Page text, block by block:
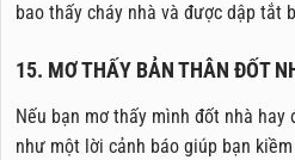
bao thấy cháy nhà và được dập tắt
15. MƠ THẤY BẢN THÂN ĐỐT
Nếu bạn mơ thấy mình đốt nhà
như một lời cảnh báo giúp bạn